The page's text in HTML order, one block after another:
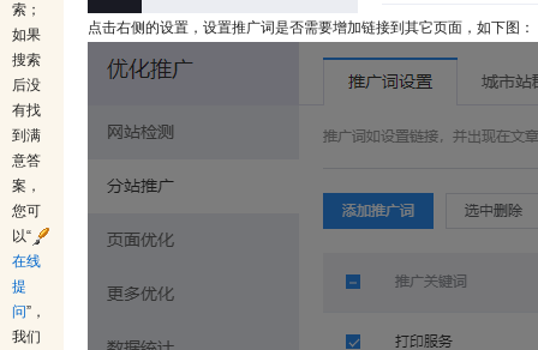
索；
如果
搜索
后没
有找
到满
意答
案，
您可
以“
在线
提
问”，
我们
点击右侧的设置，设置推广词是否需要增加链接到其它页面，如下图：